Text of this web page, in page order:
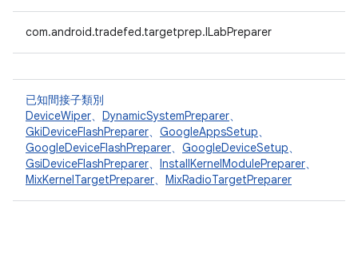
com.android.tradefed.targetprep.ILabPreparer
已知間接子類別
DeviceWiper、 DynamicSystemPreparer、
GkiDeviceFlashPreparer、 GoogleAppsSetup、
GoogleDeviceFlashPreparer、 GoogleDeviceSetup、
GsiDeviceFlashPreparer、 InstallKernelModulePreparer、
MixKernelTargetPreparer、 MixRadioTargetPreparer